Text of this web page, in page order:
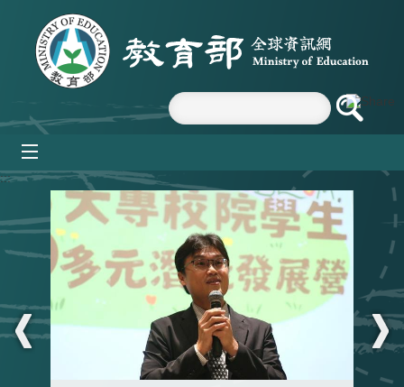
跳到主要內容區塊
:::